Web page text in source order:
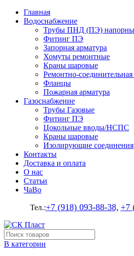
Главная
Водоснабжение
Трубы ПНД (ПЭ)
Фитинг ПЭ
Запорная арматура
Хомуты ремонтные
Краны шаровые
Ремонтно-соединительная
Фланцы
Пожарная арматура
Газоснабжение
Трубы Газовые
Фитинг ПЭ
Цокольные вводы/НСПС
Краны шаровые
Изолирующие соединения
Контакты
Доставка и оплата
О нас
Статьи
ЧаВо
Тел.:+7 (918) 093-88-38, +7
В категории